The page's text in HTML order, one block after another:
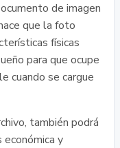
de imagen
que la foto
físicas
para que ocupe
cuando se cargue
también podrá
económica y